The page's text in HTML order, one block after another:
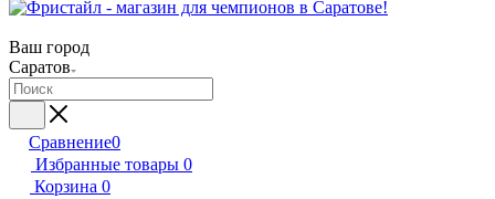
Ваш город
Саратов
Сравнение0
Избранные товары 0
Корзина 0